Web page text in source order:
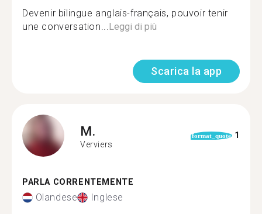
Devenir bilingue anglais-français, pouvoir tenir
une conversation... Leggi di più
Scarica la app
M.
Verviers
format_quote 1
PARLA CORRENTEMENTE
Olandese Inglese